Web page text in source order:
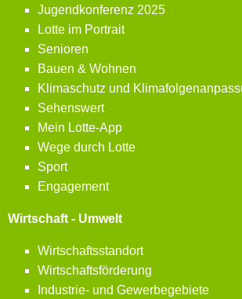
Jugendkonferenz 2025
Lotte im Portrait
Senioren
Bauen & Wohnen
Klimaschutz und
Sehenswert
Mein Lotte-App
Wege durch Lotte
Sport
Engagement
Wirtschaft - Umwelt
Wirtschaftsstandort
Wirtschaftsförderung
Industrie- und Gewerbegebiete